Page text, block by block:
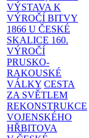
VÝSTAVA K
VÝROČÍ BITVY
1866 U ČESKÉ
SKALICE 160.
VÝROČÍ
PRUSKO-
RAKOUSKÉ
VÁLKY CESTA
ZA SVĚTLEM
REKONSTRUKCE
VOJENSKÉHO
HŘBITOVA